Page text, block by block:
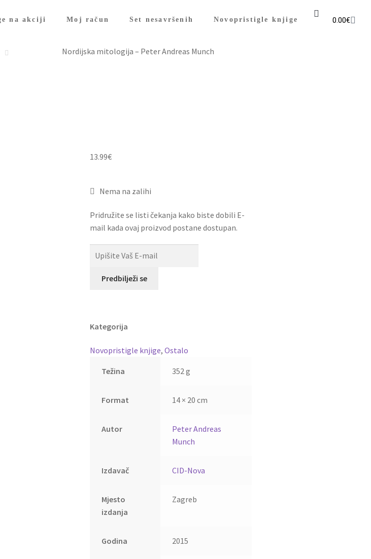
na akciji Moj račun Set nesavršenih Novopristigle knjige 0.00€
Nordijska mitologija – Peter Andreas Munch
13.99€
Nema na zalihi
Pridružite se listi čekanja kako biste dobili E-
mail kada ovaj proizvod postane dostupan.
Predbilježi se
Kategorija
Novopristigle knjige, Ostalo
Težina 352 g
Format 14 × 20 cm
Autor
Peter Andreas
Munch
Izdavač CID-Nova
Mjesto
izdanja
Zagreb
Godina 2015